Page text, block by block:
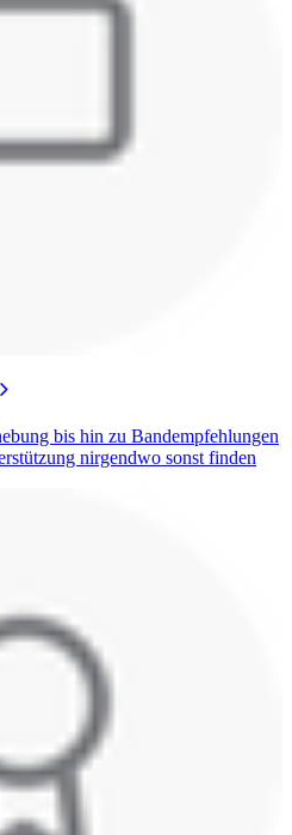
bis hin zu Bandempfehlungen
nirgendwo sonst finden